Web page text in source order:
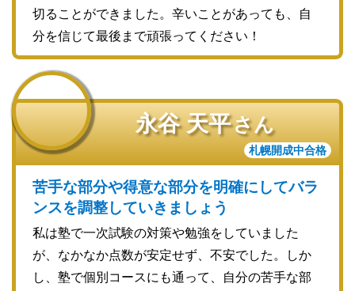
切ることができました。辛いことがあっても、自
分を信じて最後まで頑張ってください！
永谷 天平さん
札幌開成中合格
苦手な部分や得意な部分を明確にしてバラ
ンスを調整していきましょう
私は塾で一次試験の対策や勉強をしていました
が、なかなか点数が安定せず、不安でした。しか
し、塾で個別コースにも通って、自分の苦手な部